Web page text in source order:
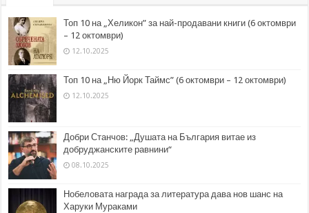
Топ 10 на „Хеликон” за най-продавани книги (6 октомври
– 12 октомври)
12.10.2025
Топ 10 на „Ню Йорк Таймс” (6 октомври – 12 октомври)
12.10.2025
Добри Станчов: „Душата на България витае из
добруджанските равнини“
08.10.2025
Нобеловата награда за литература дава нов шанс на
Харуки Мураками